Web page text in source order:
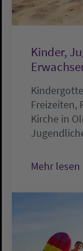
Kinder,
Freizeiten,
Kirche in
Mehr lesen